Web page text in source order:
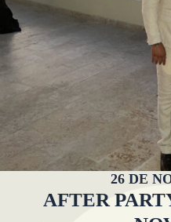
26 DE
AFTER